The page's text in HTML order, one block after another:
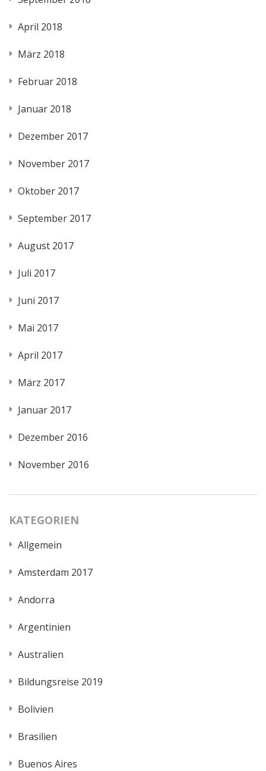
April 2018
März 2018
Februar 2018
Januar 2018
Dezember 2017
November 2017
Oktober 2017
September 2017
August 2017
Juli 2017
Juni 2017
Mai 2017
April 2017
März 2017
Januar 2017
Dezember 2016
November 2016
KATEGORIEN
Allgemein
Amsterdam 2017
Andorra
Argentinien
Australien
Bildungsreise 2019
Bolivien
Brasilien
Buenos Aires